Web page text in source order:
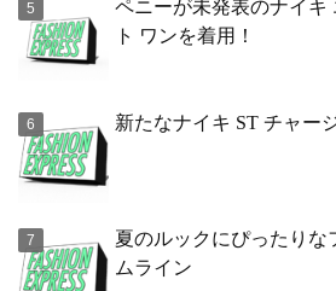
ペニーが未発表のナイキ
ト ワンを着用！
新たなナイキ ST チャー
夏のルックにぴったりな
ムライン